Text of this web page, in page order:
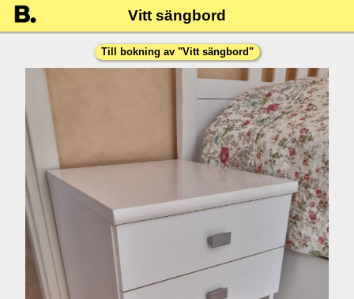
Vitt sängbord
Till bokning av "Vitt sängbord"